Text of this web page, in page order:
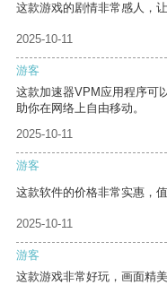
这款游戏的剧情非常感人，
2025-10-11
游客
这款加速器VPM应用程序可
助你在网络上自由移动。
2025-10-11
游客
这款软件的价格非常实惠，值
2025-10-11
游客
这款游戏非常好玩，画面精